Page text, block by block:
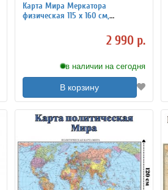
Карта Мира Меркатора
физическая 115 х 160 см,
2 990 р.
в наличии на сегодня
В корзину